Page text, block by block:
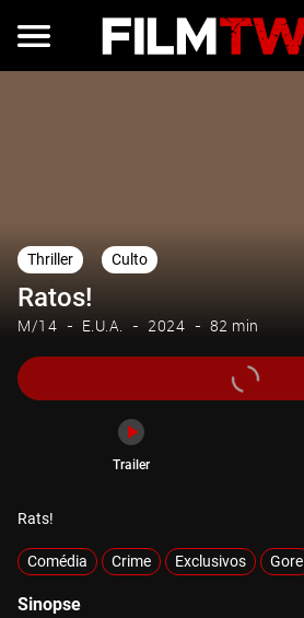
Thriller Culto
Ratos!
M/14 E.U.A. 2024 82 min
Trailer
Rats!
Comédia Crime Exclusivos Gore
Sinopse